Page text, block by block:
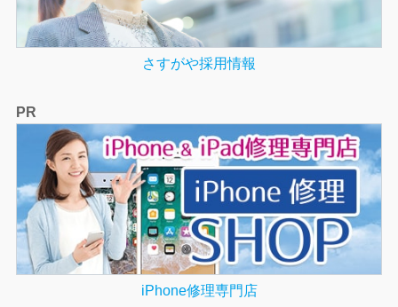
さすがや採用情報
PR
iPhone修理専門店